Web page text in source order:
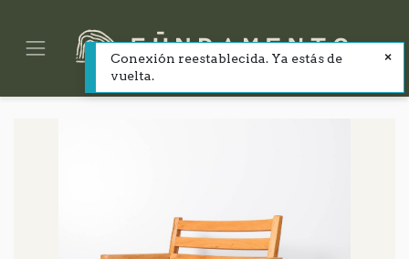
Conexión reestablecida. Ya estás de
vuelta.